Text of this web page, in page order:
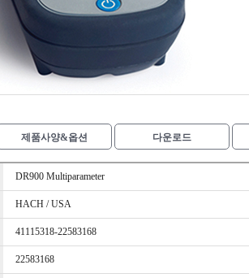
제품사양&옵션 다운로드
DR900 Multiparameter
HACH / USA
41115318-22583168
22583168